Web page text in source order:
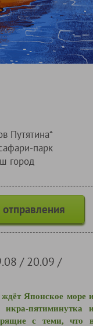
Путятина*
парк
город
/ 20.09 /
Японское море
пятиминутка
с теми, что